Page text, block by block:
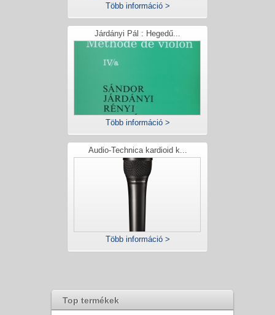
Több információ >
Járdányi Pál : Hegedű...
Több információ >
Audio-Technica kardioid k...
Több információ >
Top termékek